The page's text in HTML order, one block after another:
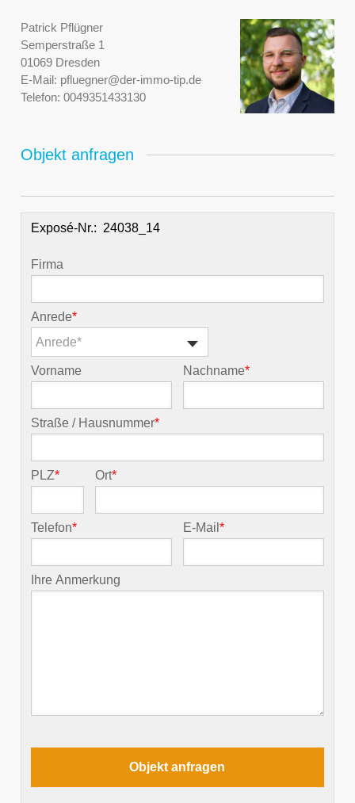
Patrick Pflügner
Semperstraße 1
01069 Dresden
E-Mail: pfluegner@der-immo-tip.de
Telefon: 0049351433130
Objekt anfragen
Exposé-Nr.:
Firma
Anrede*
Anrede*
Vorname Nachname*
Straße / Hausnummer*
PLZ* Ort*
Telefon* E-Mail*
Ihre Anmerkung